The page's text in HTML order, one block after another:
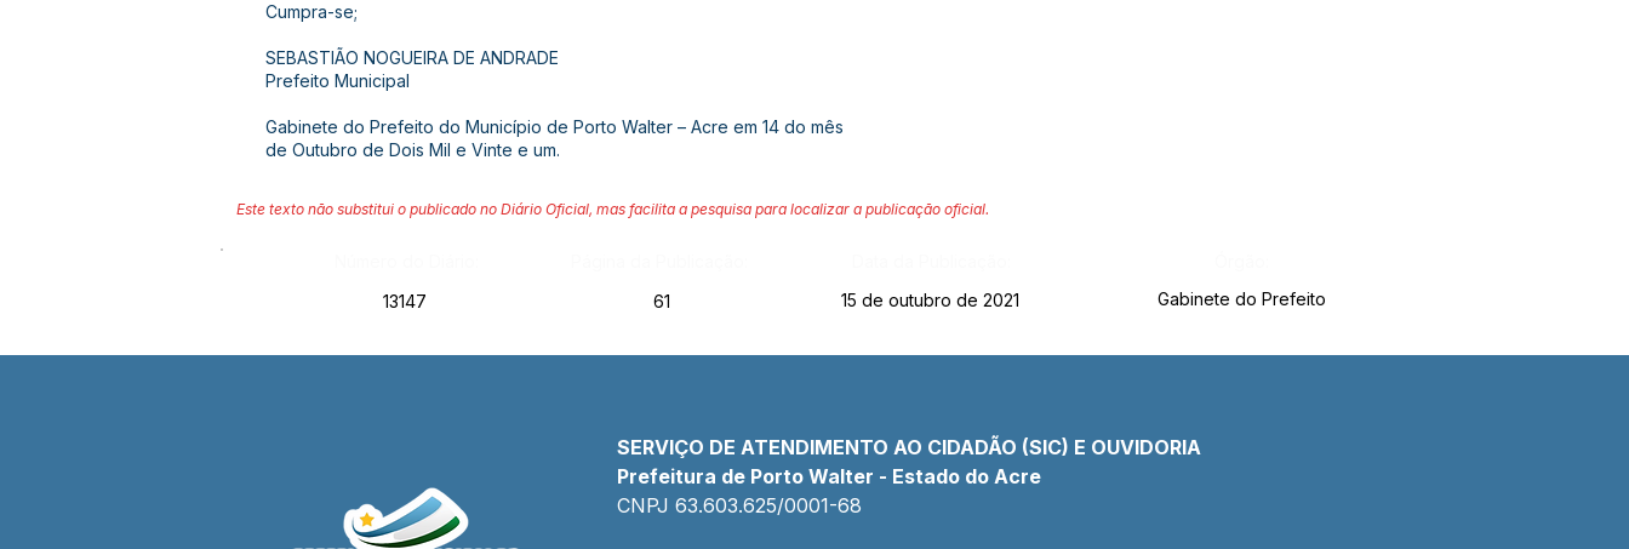
Cumpra-se;
SEBASTIÃO NOGUEIRA DE ANDRADE
Prefeito Municipal
Gabinete do Prefeito do Município de Porto Walter – Acre em 14 do mês
de Outubro de Dois Mil e Vinte e um.
Este texto não substitui o publicado no Diário Oficial, mas facilita a pesquisa para localizar a publicação oficial.
13147
61 15 de outubro de 2021 Gabinete do Prefeito
SERVIÇO DE ATENDIMENTO AO CIDADÃO (SIC) E OUVIDORIA
Prefeitura de Porto Walter - Estado do Acre
CNPJ 63.603.625/0001-68